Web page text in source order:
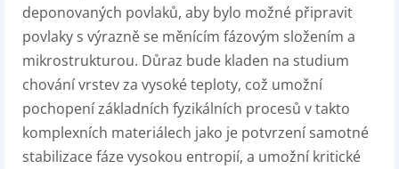
deponovaných povlaků, aby bylo možné připravit
povlaky s výrazně se měnícím fázovým složením a
mikrostrukturou. Důraz bude kladen na studium
chování vrstev za vysoké teploty, což umožní
pochopení základních fyzikálních procesů v takto
komplexních materiálech jako je potvrzení samotné
stabilizace fáze vysokou entropií, a umožní kritické